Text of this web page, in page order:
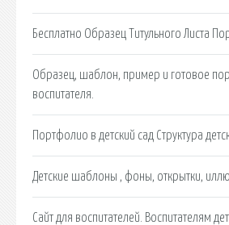
Бесплатно Образец Титульного Листа
Образец, шаблон, пример и готовое
воспитателя.
Портфолио в детский сад Структура
Детские шаблоны , фоны, открытки,
Сайт для воспитателей. Воспитателям